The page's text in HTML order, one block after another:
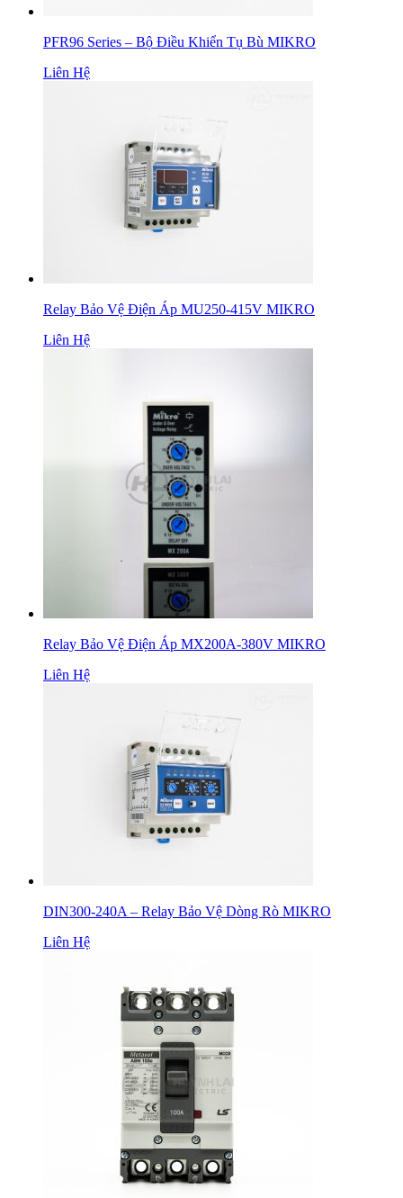
PFR96 Series – Bộ Điều Khiển Tụ Bù MIKRO
Liên Hệ
Relay Bảo Vệ Điện Áp MU250-415V MIKRO
Liên Hệ
Relay Bảo Vệ Điện Áp MX200A-380V MIKRO
Liên Hệ
DIN300-240A – Relay Bảo Vệ Dòng Rò MIKRO
Liên Hệ